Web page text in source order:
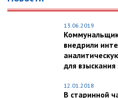
13.06.2019
внедрили
для
12.01.2018
В старинной